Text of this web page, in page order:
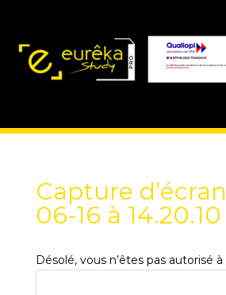
Capture
06-16 à 14.20.10
Désolé, vous n’êtes pas autorisé